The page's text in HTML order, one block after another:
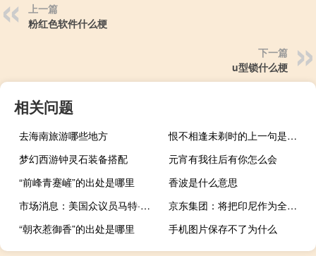
上一篇
粉红色软件什么梗
下一篇
u型锁什么梗
相关问题
去海南旅游哪些地方
恨不相逢未剃时的上一句是什么
梦幻西游钟灵石装备搭配
元宵有我往后有你怎么会
“前峰青蹇嵼”的出处是哪里
香波是什么意思
市场消息：美国众议员马特·盖茨将在本周提出动议罢免美国众议院议长麦卡锡
京东集团：将把印尼作为全球供应链网络的重要节点之一
“朝衣惹御香”的出处是哪里
手机图片保存不了为什么